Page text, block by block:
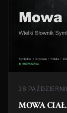
28
MOWA